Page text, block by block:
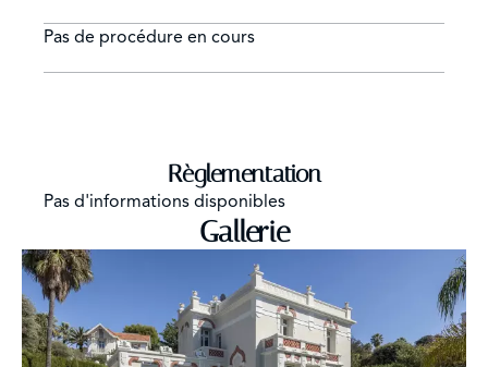
Pas de procédure en cours
Règlementation
Pas d'informations disponibles
Gallerie